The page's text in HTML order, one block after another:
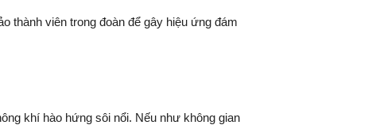
thành viên trong đoàn để gây hiệu ứng đám
khí hào hứng sôi nổi. Nếu như không gian